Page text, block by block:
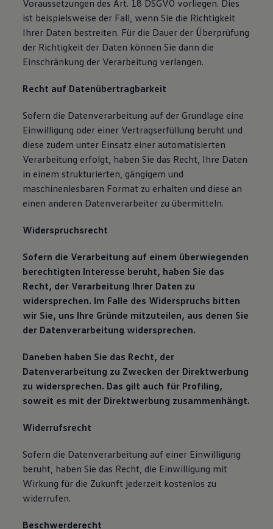
Voraussetzungen des Art. 18 DSGVO vorliegen. Dies
ist beispielsweise der Fall, wenn Sie die Richtigkeit
Ihrer Daten bestreiten. Für die Dauer der Überprüfung
der Richtigkeit der Daten können Sie dann die
Einschränkung der Verarbeitung verlangen.
Recht auf Datenübertragbarkeit
Sofern die Datenverarbeitung auf der Grundlage eine
Einwilligung oder einer Vertragserfüllung beruht und
diese zudem unter Einsatz einer automatisierten
Verarbeitung erfolgt, haben Sie das Recht, Ihre Daten
in einem strukturierten, gängigem und
maschinenlesbaren Format zu erhalten und diese an
einen anderen Datenverarbeiter zu übermitteln.
Widerspruchsrecht
Sofern die Verarbeitung auf einem überwiegenden
berechtigten Interesse beruht, haben Sie das
Recht, der Verarbeitung Ihrer Daten zu
widersprechen. Im Falle des Widerspruchs bitten
wir Sie, uns Ihre Gründe mitzuteilen, aus denen Sie
der Datenverarbeitung widersprechen.
Daneben haben Sie das Recht, der
Datenverarbeitung zu Zwecken der Direktwerbung
zu widersprechen. Das gilt auch für Profiling,
soweit es mit der Direktwerbung zusammenhängt.
Widerrufsrecht
Sofern die Datenverarbeitung auf einer Einwilligung
beruht, haben Sie das Recht, die Einwilligung mit
Wirkung für die Zukunft jederzeit kostenlos zu
widerrufen.
Beschwerderecht